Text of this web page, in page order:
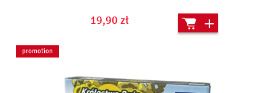
19,90 zł
promotion